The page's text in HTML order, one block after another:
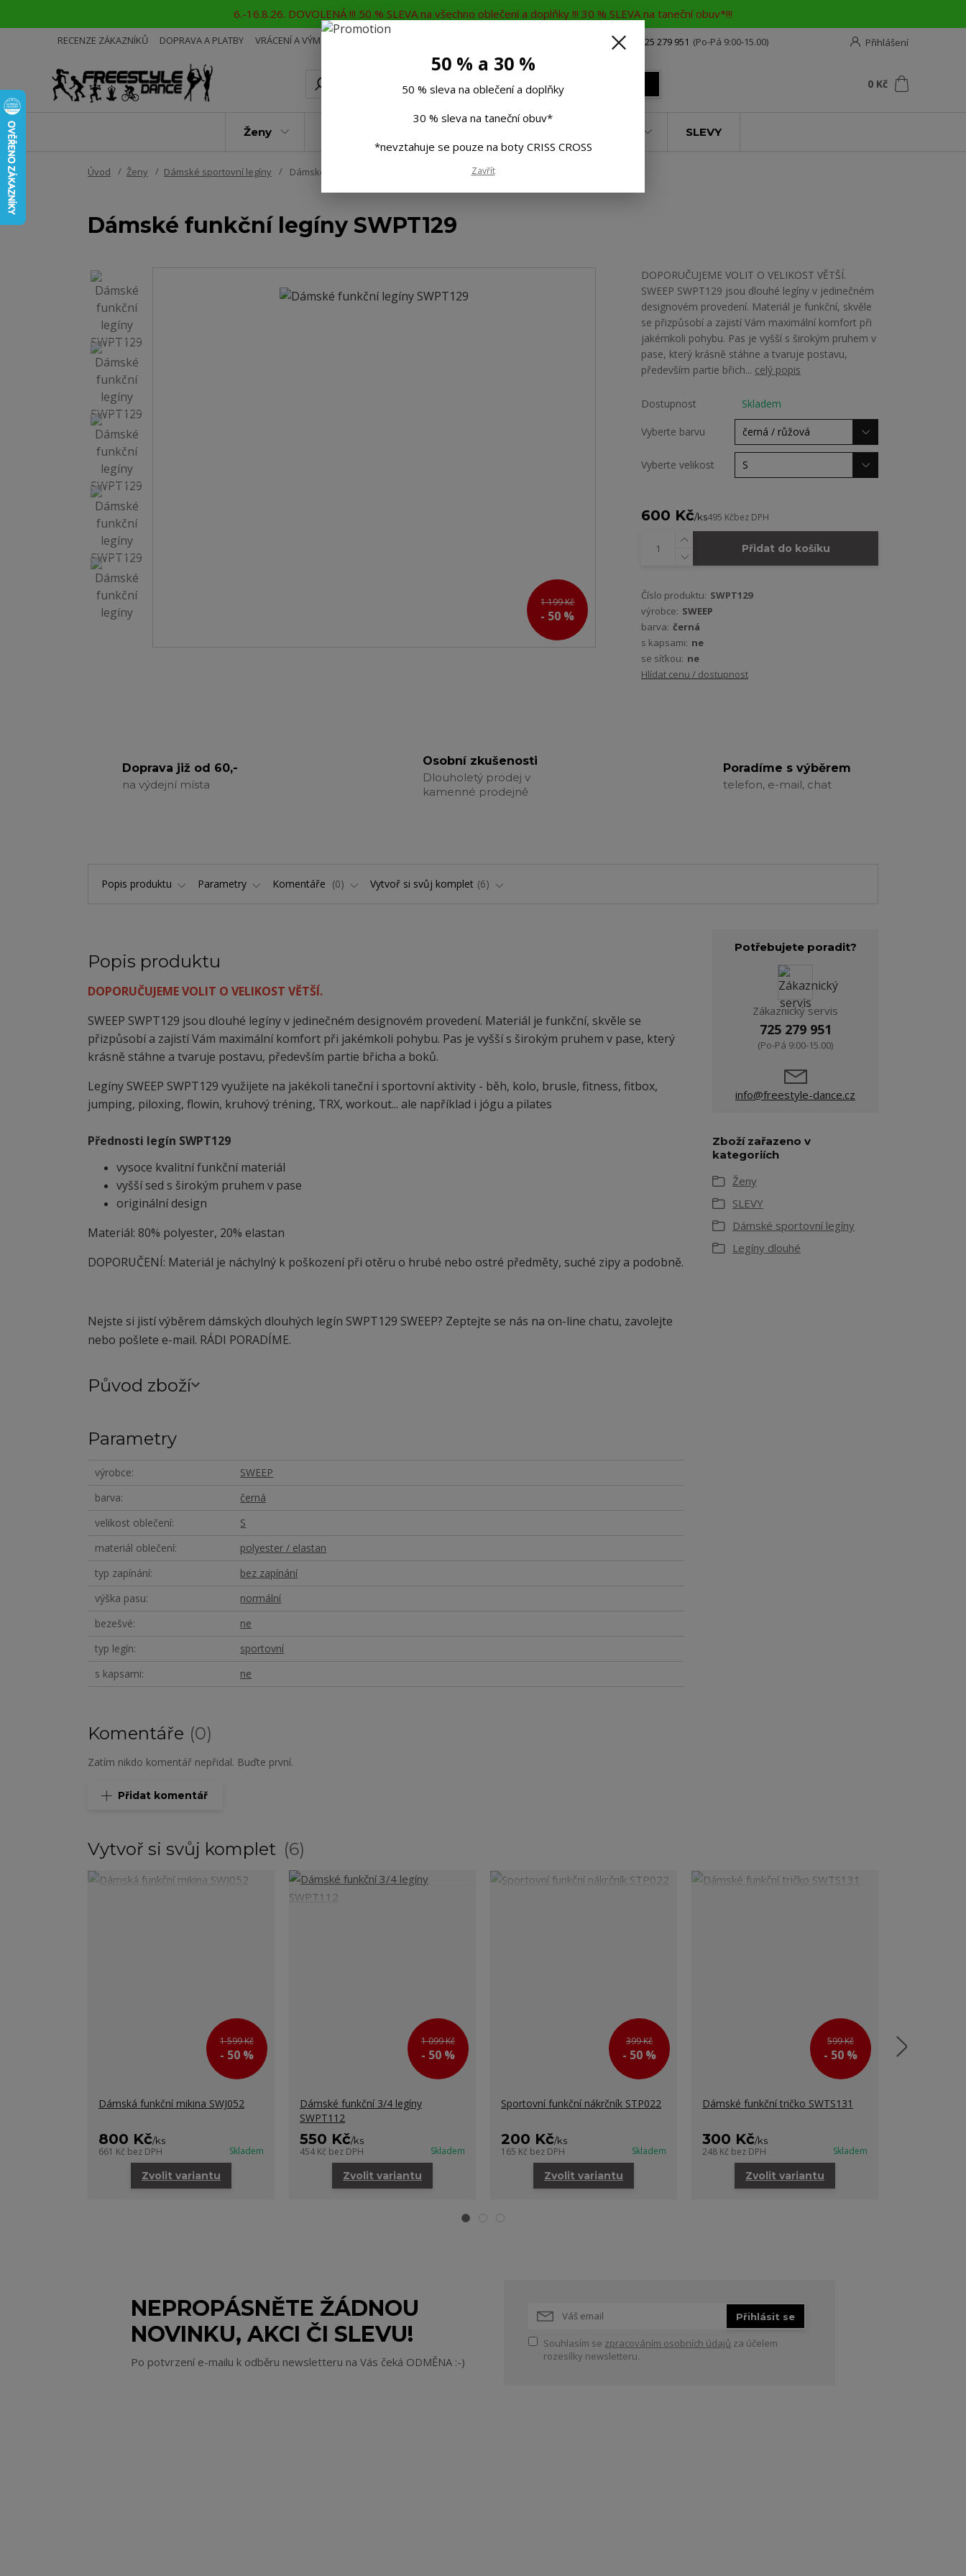
6.-16.8.26. DOVOLENÁ !!! 50 % SLEVA na všechno oblečení a doplňky !!! 30 % SLEVA na taneční obuv*!!!
RECENZE ZÁKAZNÍKŮ DOPRAVA A PLATBY VRÁCENÍ A VÝMĚNA Přihlášení
Rádi Vám poradíme 725 279 951 (Po-Pá 9:00-15.00)
0 Kč
Ženy SLEVY
Úvod Ženy Dámské sportovní legíny Dámské funkční legíny SWPT129
Dámské funkční legíny SWPT129
1 199 Kč
- 50 %
DOPORUČUJEME VOLIT O VELIKOST VĚTŠÍ.
SWEEP SWPT129 jsou dlouhé legíny v jedinečném
designovém provedení. Materiál je funkční, skvěle
se přizpůsobí a zajistí Vám maximální komfort při
jakémkoli pohybu. Pas je vyšší s širokým pruhem v
pase, který krásně stáhne a tvaruje postavu,
především partie břich... celý popis
Dostupnost Skladem
Vyberte barvu
Vyberte velikost
600 Kč/ks495 Kčbez DPH
Přidat do košíku
Číslo produktu: SWPT129
výrobce: SWEEP
barva: černá
s kapsami: ne
se síťkou: ne
Hlídat cenu / dostupnost
Doprava již od 60,-
na výdejní místa
Osobní zkušenosti
Dlouholetý prodej v
kamenné prodejně
Poradíme s výběrem
telefon, e-mail, chat
Popis produktu Parametry Komentáře 0 Vytvoř si svůj komplet 6
Popis produktu
DOPORUČUJEME VOLIT O VELIKOST VĚTŠÍ.
SWEEP SWPT129 jsou dlouhé legíny v jedinečném designovém provedení. Materiál je funkční, skvěle se
přizpůsobí a zajistí Vám maximální komfort při jakémkoli pohybu. Pas je vyšší s širokým pruhem v pase, který
krásně stáhne a tvaruje postavu, především partie břicha a boků.
Legíny SWEEP SWPT129 využijete na jakékoli taneční i sportovní aktivity - běh, kolo, brusle, fitness, fitbox,
jumping, piloxing, flowin, kruhový tréning, TRX, workout... ale například i jógu a pilates
Přednosti legín SWPT129
vysoce kvalitní funkční materiál
vyšší sed s širokým pruhem v pase
originální design
Materiál: 80% polyester, 20% elastan
DOPORUČENÍ: Materiál je náchylný k poškození při otěru o hrubé nebo ostré předměty, suché zipy a podobně.
Nejste si jistí výběrem dámských dlouhých legín SWPT129 SWEEP? Zeptejte se nás na on-line chatu, zavolejte
nebo pošlete e-mail. RÁDI PORADÍME.
Původ zboží
Parametry
výrobce
SWEEP
barva
černá
velikost oblečení
S
materiál oblečení
polyester / elastan
typ zapínání
bez zapínání
výška pasu
normální
bezešvé
ne
typ legín
sportovní
s kapsami
ne
Komentáře 0
Zatím nikdo komentář nepřidal. Buďte první.
Přidat komentář
Potřebujete poradit?
Zákaznický servis
725 279 951
(Po-Pá 9:00-15.00)
info@freestyle-dance.cz
Zboží zařazeno v
kategoriích
Ženy
SLEVY
Dámské sportovní legíny
Legíny dlouhé
Vytvoř si svůj komplet 6
1 599 Kč
- 50 %
Dámská funkční mikina SWJ052
800 Kč/ks
661 Kč bez DPH Skladem
Zvolit variantu
1 099 Kč
- 50 %
Dámské funkční 3/4 legíny
SWPT112
550 Kč/ks
454 Kč bez DPH Skladem
Zvolit variantu
399 Kč
- 50 %
Sportovní funkční nákrčník STP022
200 Kč/ks
165 Kč bez DPH Skladem
Zvolit variantu
599 Kč
- 50 %
Dámské funkční tričko SWTS131
300 Kč/ks
248 Kč bez DPH Skladem
Zvolit variantu
NEPROPÁSNĚTE ŽÁDNOU
NOVINKU, AKCI ČI SLEVU!
Po potvrzení e-mailu k odběru newsletteru na Vás čeká ODMĚNA :-)
Přihlásit se
Souhlasím se zpracováním osobních údajů za účelem
rozesílky newsletteru.
50 % a 30 %
50 % sleva na oblečení a doplňky
30 % sleva na taneční obuv*
*nevztahuje se pouze na boty CRISS CROSS
Zavřít